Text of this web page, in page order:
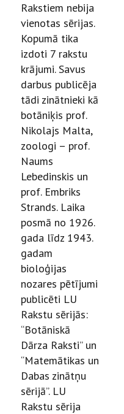
Rakstiem nebija
vienotas sērijas.
Kopumā tika
izdoti 7 rakstu
krājumi. Savus
darbus publicēja
tādi zinātnieki kā
botāniķis prof.
Nikolajs Malta,
zoologi – prof.
Naums
Lebedinskis un
prof. Embriks
Strands. Laika
posmā no 1926.
gada līdz 1943.
gadam
bioloģijas
nozares pētījumi
publicēti LU
Rakstu sērijās:
“Botāniskā
Dārza Raksti” un
“Matemātikas un
Dabas zinātņu
sērijā”. LU
Rakstu sērija